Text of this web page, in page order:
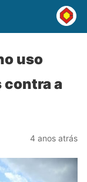
uso
contra a
4 anos atrás